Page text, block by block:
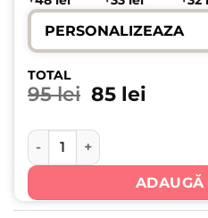
PERSONALIZEAZA
TOTAL
95lei Prețul
85 lei
Cantitate Flower Teddy